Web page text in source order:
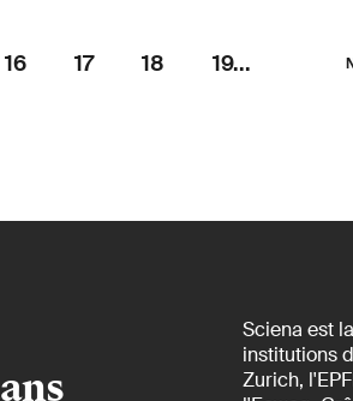
16 17 18 19...
Sciena est
institutions
Zurich,